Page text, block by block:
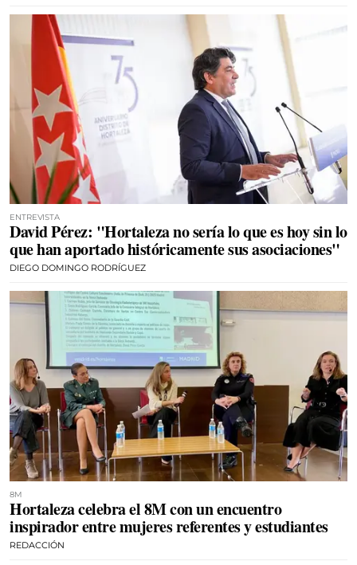
ENTREVISTA
David Pérez: "Hortaleza no sería lo que es hoy sin lo
que han aportado históricamente sus asociaciones"
DIEGO DOMINGO RODRÍGUEZ
8M
Hortaleza celebra el 8M con un encuentro
inspirador entre mujeres referentes y estudiantes
REDACCIÓN